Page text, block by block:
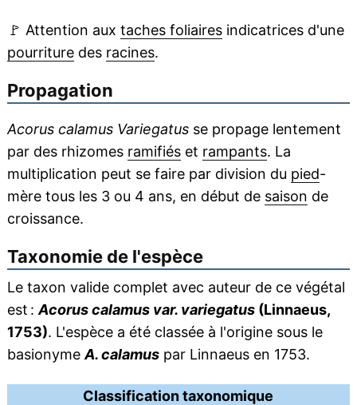
🚩 Attention aux taches foliairesindicatrices d'une
pourrituredes racines.
Propagation
Acorus calamus Variegatusse propage lentement
par des rhizomes ramifiéset rampants. La
multiplication peut se faire par division du pied-
mère tous les 3 ou 4 ans, en début de saison de
croissance.
Taxonomie de l'espèce
Le taxon valide complet avec auteur de ce végétal
est : Acorus calamus var. variegatus(Linnaeus,
1753). L'espèce a été classée à l'origine sous le
basionyme A. calamuspar Linnaeus en 1753.
Classification taxonomique